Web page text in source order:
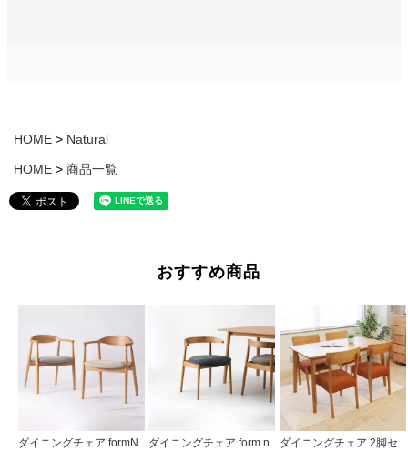
HOME Natural
HOME 商品一覧
おすすめ商品
ダイニングチェア formN
ダイニングチェア form n
ダイニングチェア 2脚セ